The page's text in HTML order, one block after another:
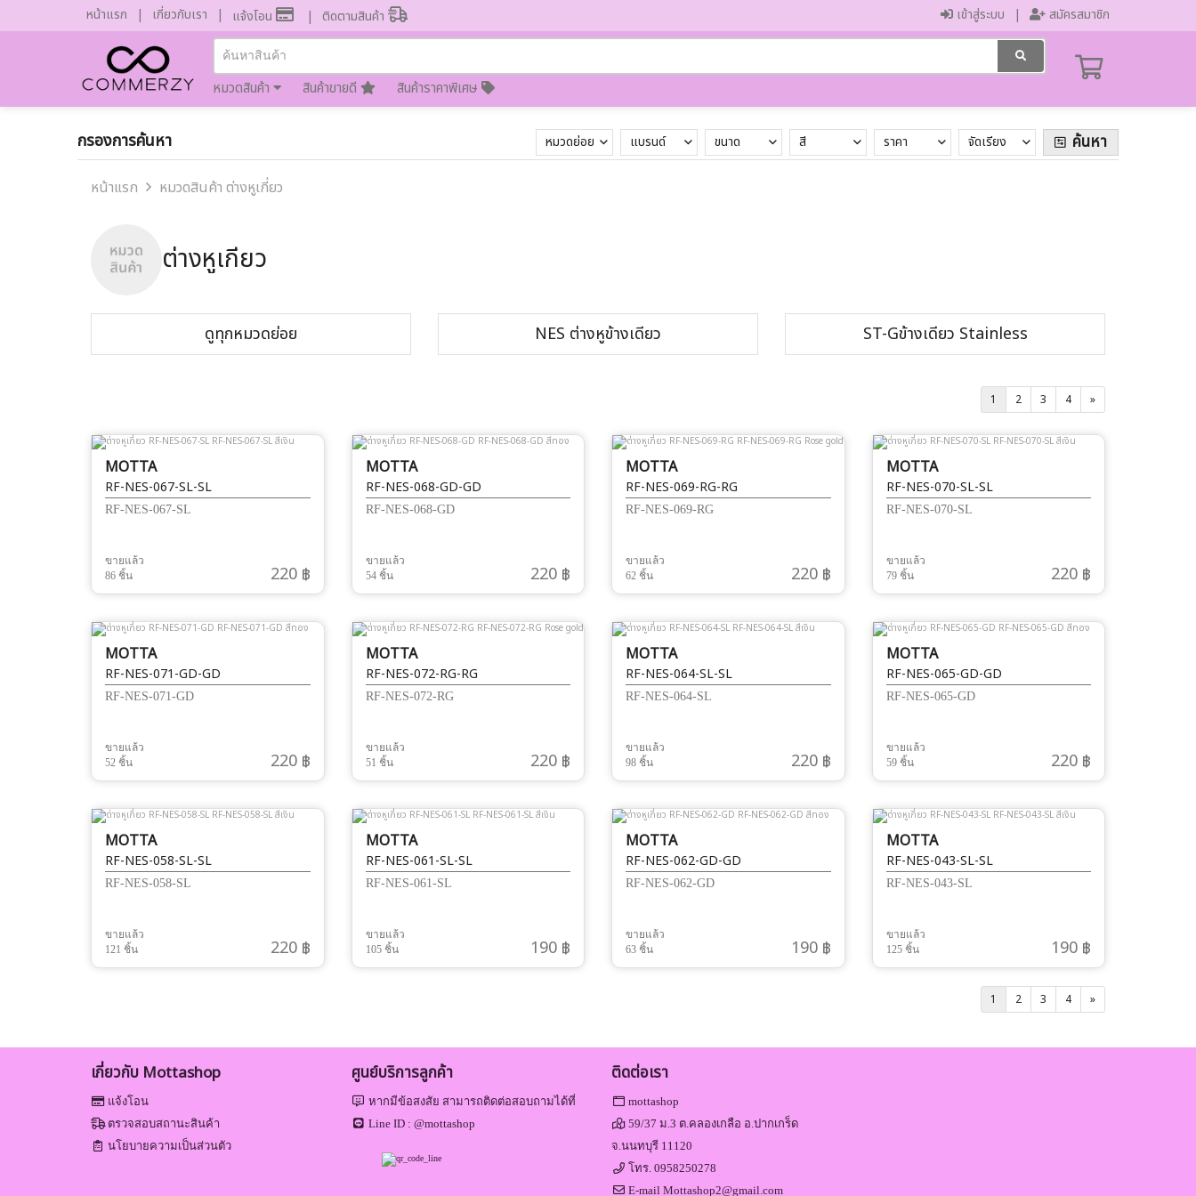
หน้าแรก เกี่ยวกับเรา แจ้งโอน ติดตามสินค้า เข้าสู่ระบบ สมัครสมาชิก
หมวดสินค้า สินค้าขายดี สินค้าราคาพิเศษ
กรองการค้นหา ค้นหา
จัดเรียง
ราคา
สี
ขนาด
แบรนด์
หมวดย่อย
หน้าแรก หมวดสินค้า ต่างหูเกี่ยว
ต่างหูเกี่ยว
ดูทุกหมวดย่อย NES ต่างหูข้างเดียว ST-Gข้างเดียว Stainless
1 2 3 4 »
MOTTA
RF-NES-067-SL-SL
RF-NES-067-SL
ขายแล้ว
86 ชิ้น
220 ฿
MOTTA
RF-NES-068-GD-GD
RF-NES-068-GD
ขายแล้ว
54 ชิ้น
220 ฿
MOTTA
RF-NES-069-RG-RG
RF-NES-069-RG
ขายแล้ว
62 ชิ้น
220 ฿
MOTTA
RF-NES-070-SL-SL
RF-NES-070-SL
ขายแล้ว
79 ชิ้น
220 ฿
MOTTA
RF-NES-071-GD-GD
RF-NES-071-GD
ขายแล้ว
52 ชิ้น
220 ฿
MOTTA
RF-NES-072-RG-RG
RF-NES-072-RG
ขายแล้ว
51 ชิ้น
220 ฿
MOTTA
RF-NES-064-SL-SL
RF-NES-064-SL
ขายแล้ว
98 ชิ้น
220 ฿
MOTTA
RF-NES-065-GD-GD
RF-NES-065-GD
ขายแล้ว
59 ชิ้น
220 ฿
MOTTA
RF-NES-058-SL-SL
RF-NES-058-SL
ขายแล้ว
121 ชิ้น
220 ฿
MOTTA
RF-NES-061-SL-SL
RF-NES-061-SL
ขายแล้ว
105 ชิ้น
190 ฿
MOTTA
RF-NES-062-GD-GD
RF-NES-062-GD
ขายแล้ว
63 ชิ้น
190 ฿
MOTTA
RF-NES-043-SL-SL
RF-NES-043-SL
ขายแล้ว
125 ชิ้น
190 ฿
1 2 3 4 »
เกี่ยวกับ Mottashop
แจ้งโอน
ตรวจสอบสถานะสินค้า
นโยบายความเป็นส่วนตัว
ศูนย์บริการลูกค้า
หากมีข้อสงสัย สามารถติดต่อสอบถามได้ที่
Line ID : @mottashop
ติดต่อเรา
mottashop
59/37 ม.3 ต.คลองเกลือ อ.ปากเกร็ด
จ.นนทบุรี 11120
โทร.0958250278
E-mailMottashop2@gmail.com